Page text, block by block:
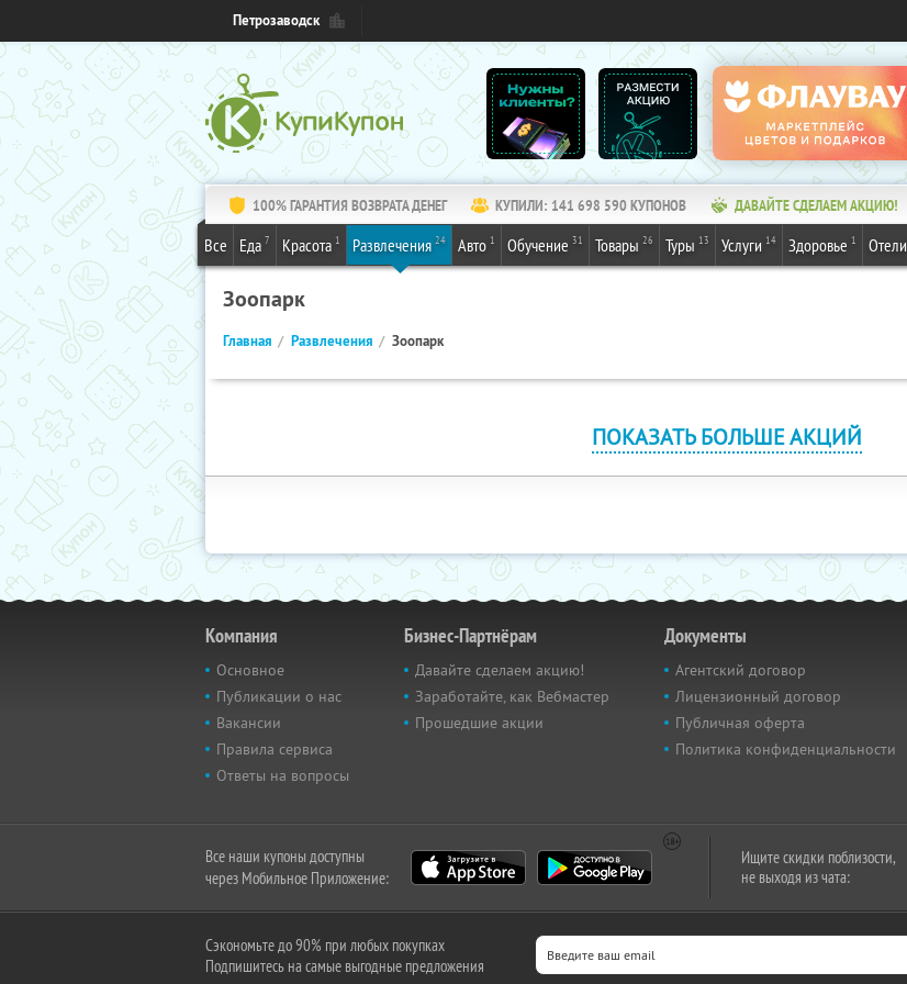
Петрозаводск
100% ГАРАНТИЯ ВОЗВРАТА ДЕНЕГ КУПИЛИ: 141 698 590КУПОНОВ ДАВАЙТЕ СДЕЛАЕМ АКЦИЮ!
Все Еда 7 Красота 1 Развлечения 24 Авто 1 Обучение 31 Товары 26 Туры 13 Услуги 14 Здоровье 1 Отели
Зоопарк
Главная Развлечения Зоопарк
ПОКАЗАТЬ БОЛЬШЕ АКЦИЙ
Компания
Основное
Публикации о нас
Вакансии
Правила сервиса
Ответы на вопросы
Бизнес-Партнёрам
Давайте сделаем акцию!
Заработайте, как Вебмастер
Прошедшие акции
Документы
Агентский договор
Лицензионный договор
Публичная оферта
Политика конфиденциальности
Все наши купоны доступны
через Мобильное Приложение:
Ищите скидки поблизости,
не выходя из чата:
Сэкономьте до 90% при любых покупках
Подпишитесь на самые выгодные предложения